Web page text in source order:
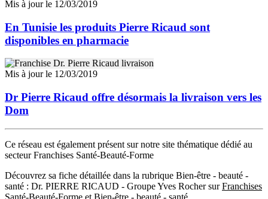
Mis à jour le 12/03/2019
En Tunisie les produits Pierre Ricaud sont
disponibles en pharmacie
Mis à jour le 12/03/2019
Dr Pierre Ricaud offre désormais la livraison vers les
Dom
Ce réseau est également présent sur notre site thématique dédié au
secteur Franchises Santé-Beauté-Forme
Découvrez sa fiche détaillée dans la rubrique Bien-être - beauté -
santé : Dr. PIERRE RICAUD - Groupe Yves Rocher surFranchises
Santé-Beauté-Forme et Bien-être - beauté - santé